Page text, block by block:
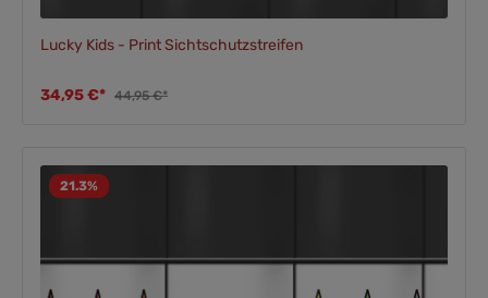
Lucky Kids - Print Sichtschutzstreifen
34,95 €* 44,95 €*
21.3%